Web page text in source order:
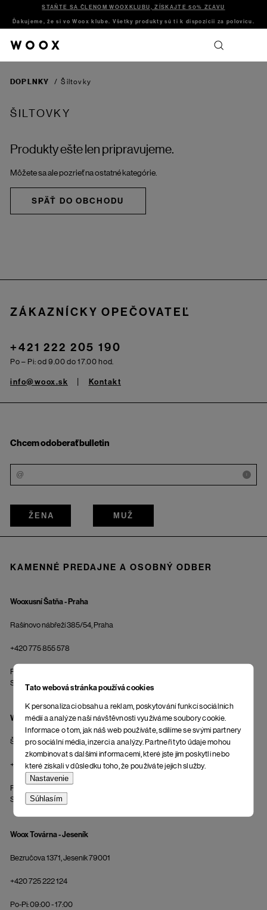
Tato webová stránka používá cookies
K personalizaci obsahu a reklam, poskytování funkcí sociálních
médií a analýze naší návštěvnosti využíváme soubory cookie.
Informace o tom, jak náš web používáte, sdílíme se svými partnery
pro sociální média, inzerci a analýzy. Partneři tyto údaje mohou
zkombinovat s dalšími informacemi, které jste jim poskytli nebo
které získali v důsledku toho, že používáte jejich služby.
Nastavenie
Súhlasím
STAŇTE SA ČLENOM WOOXKLUBU, ZÍSKAJTE 50% ZĽAVU
Ďakujeme, že si vo Woox klube. Všetky produkty sú ti k dispozícii za polovicu.
DOPLNKY / Šiltovky
ŠILTOVKY
Produkty ešte len pripravujeme.
Môžete sa ale pozrieť na ostatné kategórie.
SPÄŤ DO OBCHODU
ZÁKAZNÍCKY OPEČOVATEĽ
+421 222 205 190
Po – Pi: od 9.00 do 17.00 hod.
info@woox.sk Kontakt
Chcem odoberať bulletin
i
ŽENA MUŽ
KAMENNÉ PREDAJNE A OSOBNÝ ODBER
Wooxusní Šatňa - Praha
Rašínovo nábřeží 385/54, Praha
+420 775 855 578
Po-Pi: 10:00 - 19:00
So: 10:00 - 18:00
Woox Krámek - Jeseník
Školní 25, Jeseník 79001
+420 725 222 125
Po-Pi: 09:00 - 17:00
So: 09:00 - 12:00
Woox Továrna - Jeseník
Bezručova 1371, Jeseník 79001
+420 725 222 124
Po-Pi: 09:00 - 17:00